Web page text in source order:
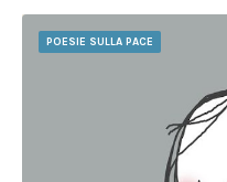
POESIE SULLA PACE